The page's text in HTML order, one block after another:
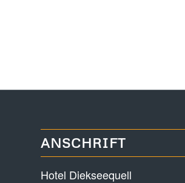
ANSCHRIFT
Hotel Diekseequell